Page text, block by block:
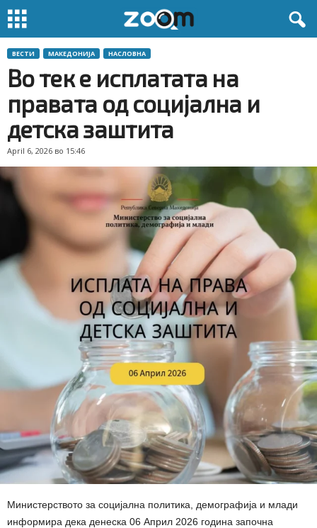
ВЕСТИ МАКЕДОНИЈА НАСЛОВНА
Во тек е исплатата на
правата од социјална и
детска заштита
April 6, 2026 во 15:46
Министерството за социјална политика, демографија и млади
информира дека денеска 06 Април 2026 година започна